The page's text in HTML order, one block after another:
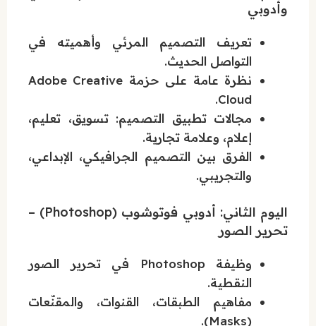
وأدوبي
تعريف التصميم المرئي وأهميته في
التواصل الحديث.
نظرة عامة على حزمة Adobe Creative
Cloud.
مجالات تطبيق التصميم: تسويق، تعليم،
إعلام، وعلامة تجارية.
الفرق بين التصميم الجرافيكي، الإبداعي،
والتجريبي.
اليوم الثاني: أدوبي فوتوشوب (Photoshop) –
تحرير الصور
وظيفة Photoshop في تحرير الصور
النقطية.
مفاهيم الطبقات، القنوات، والمقنّعات
(Masks).